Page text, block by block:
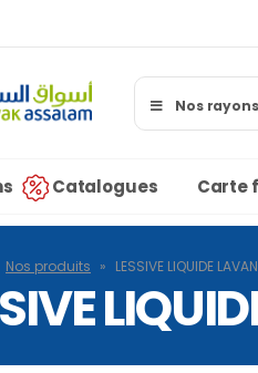
Nos rayons
Catalogues Carte
Nos produits » LESSIVE LIQUIDE